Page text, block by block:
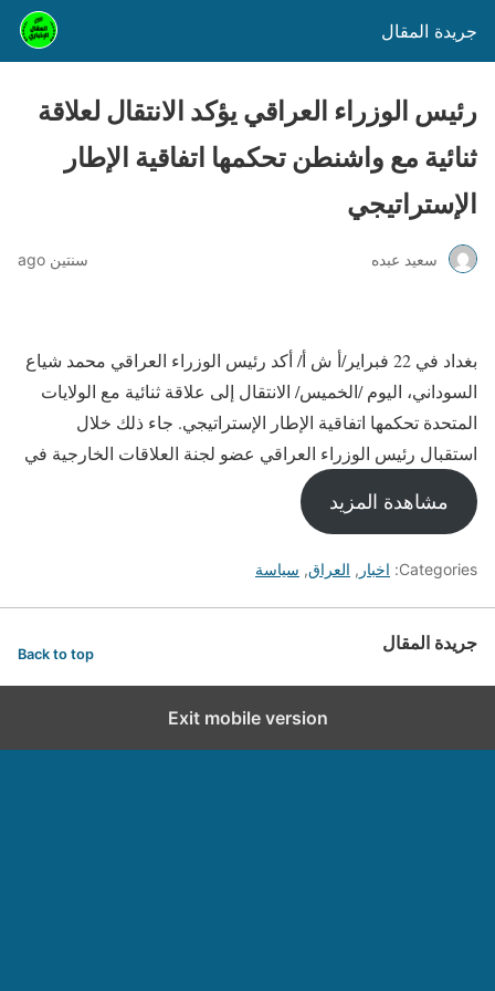
جريدة المقال
رئيس الوزراء العراقي يؤكد الانتقال لعلاقة
ثنائية مع واشنطن تحكمها اتفاقية الإطار
الإستراتيجي
سعيد عبده سنتين ago
بغداد في 22 فبراير/أ ش أ/ أكد رئيس الوزراء العراقي محمد شياع
السوداني، اليوم /الخميس/ الانتقال إلى علاقة ثنائية مع الولايات
المتحدة تحكمها اتفاقية الإطار الإستراتيجي. جاء ذلك خلال
استقبال رئيس الوزراء العراقي عضو لجنة العلاقات الخارجية في
مشاهدة المزيد
Categories: اخبار , العراق, سياسة
جريدة المقال Back to top
Exit mobile version